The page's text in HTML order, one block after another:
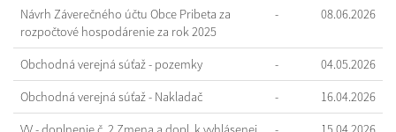
Návrh Záverečného účtu Obce Pribeta za
rozpočtové hospodárenie za rok 2025
- 08.06.2026
Obchodná verejná súťaž - pozemky - 04.05.2026
Obchodná verejná súťaž - Nakladač - 16.04.2026